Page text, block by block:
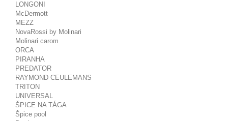
LONGONI
McDermott
MEZZ
NovaRossi by Molinari
Molinari carom
ORCA
PIRANHA
PREDATOR
RAYMOND CEULEMANS
TRITON
UNIVERSAL
ŠPICE NA TÁGA
Špice pool